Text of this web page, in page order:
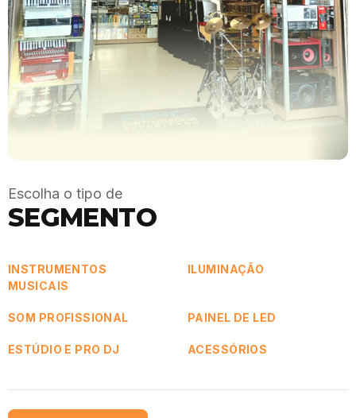
Escolha o tipo de
SEGMENTO
INSTRUMENTOS
MUSICAIS
ILUMINAÇÃO
SOM PROFISSIONAL PAINEL DE LED
ESTÚDIO E PRO DJ ACESSÓRIOS